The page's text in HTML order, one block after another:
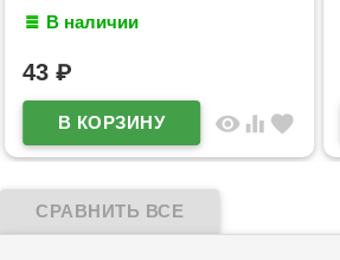
В наличии
43 ₽
visibility equalizer favorite